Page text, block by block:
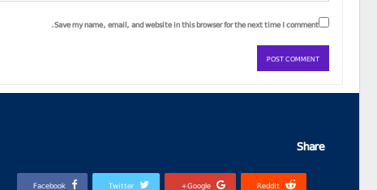
Save my name, email, and website in this browser for the next time I comment.
Share
Facebook Twitter Google+ ReddIt